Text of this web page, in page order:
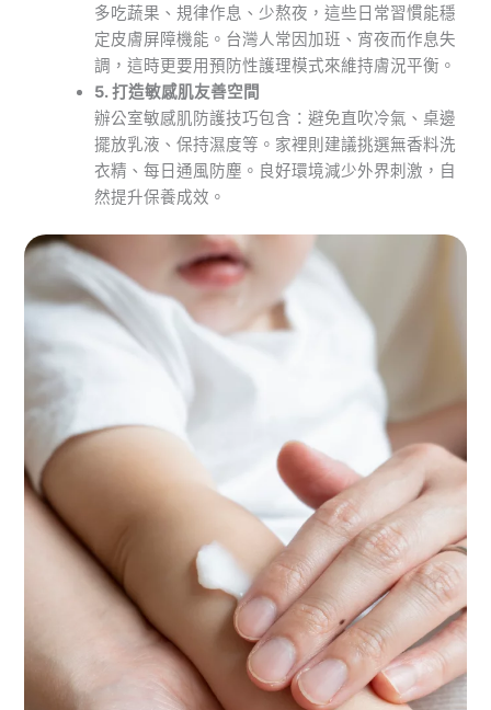
多吃蔬果、規律作息、少熬夜，這些日常習慣能穩
定皮膚屏障機能。台灣人常因加班、宵夜而作息失
調，這時更要用預防性護理模式來維持膚況平衡。
5. 打造敏感肌友善空間
辦公室敏感肌防護技巧包含：避免直吹冷氣、桌邊
擺放乳液、保持濕度等。家裡則建議挑選無香料洗
衣精、每日通風防塵。良好環境減少外界刺激，自
然提升保養成效。